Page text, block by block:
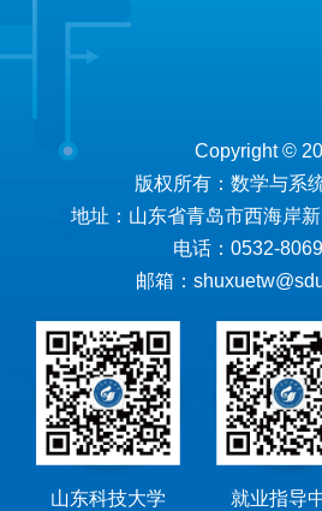
Copyright ©
版权所有：数学与系
地址：山东省青岛市西海岸
电话：0532-
邮箱：
山东科技大学 就业指导